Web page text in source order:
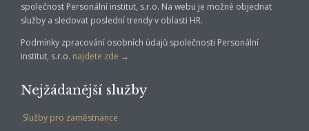
společnost Personální institut, s.r.o. Na webu je možné objednat
služby a sledovat poslední trendy v oblasti HR.
Podmínky zpracování osobních údajů společnosti Personální
institut, s.r.o. najdete zde →
Nejžádanější služby
Služby pro zaměstnance